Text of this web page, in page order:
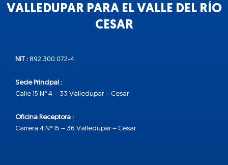
VALLEDUPAR PARA EL VALLE DEL RÍO
CESAR
NIT : 892.300.072-4
Sede Principal :
Calle 15 N° 4 – 33 Valledupar – Cesar
Oficina Receptora :
Carrera 4 N° 15 – 36 Valledupar – Cesar